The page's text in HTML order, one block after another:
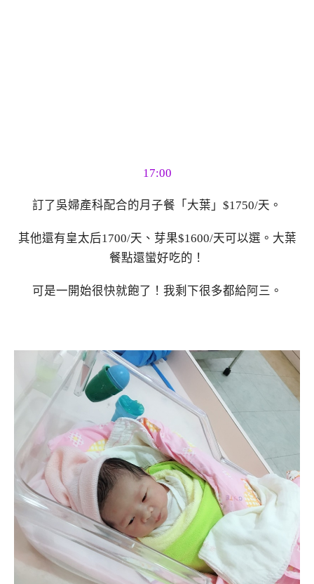
17:00
訂了吳婦產科配合的月子餐「大葉」$1750/天。
其他還有皇太后1700/天、芽果$1600/天可以選。大葉
餐點還蠻好吃的！
可是一開始很快就飽了！我剩下很多都給阿三。